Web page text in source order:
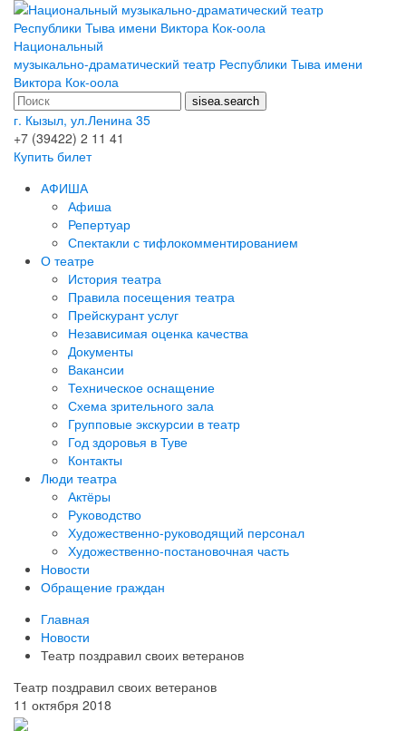
Национальный
музыкально-драматический театр Республики Тыва имени
Виктора Кок-оола
г. Кызыл, ул.Ленина 35
+7 (39422) 2 11 41
Купить билет
АФИША
Афиша
Репертуар
Спектакли с тифлокомментированием
О театре
История театра
Правила посещения театра
Прейскурант услуг
Независимая оценка качества
Документы
Вакансии
Техническое оснащение
Схема зрительного зала
Групповые экскурсии в театр
Год здоровья в Туве
Контакты
Люди театра
Актёры
Руководство
Художественно-руководящий персонал
Художественно-постановочная часть
Новости
Обращение граждан
Главная
Новости
Театр поздравил своих ветеранов
Театр поздравил своих ветеранов
11 октября 2018